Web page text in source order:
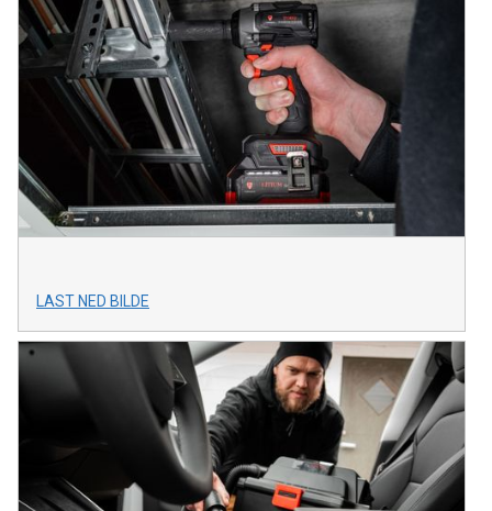
LAST NED BILDE